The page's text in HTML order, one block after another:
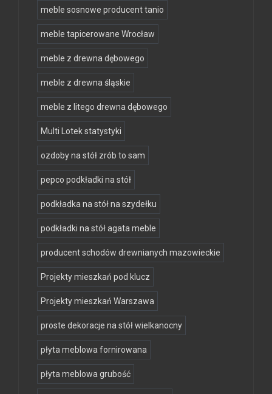
meble sosnowe producent tanio
meble tapicerowane Wrocław
meble z drewna dębowego
meble z drewna śląskie
meble z litego drewna dębowego
Multi Lotek statystyki
ozdoby na stół zrób to sam
pepco podkładki na stół
podkładka na stół na szydełku
podkładki na stół agata meble
producent schodów drewnianych mazowieckie
Projekty mieszkań pod klucz
Projekty mieszkań Warszawa
proste dekoracje na stół wielkanocny
płyta meblowa fornirowana
płyta meblowa grubość